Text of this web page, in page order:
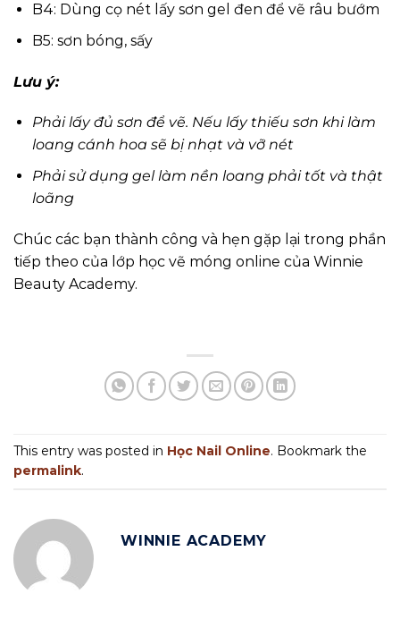
B4: Dùng cọ nét lấy sơn gel đen để vẽ râu bướm
B5: sơn bóng, sấy
Lưu ý:
Phải lấy đủ sơn để vẽ. Nếu lấy thiếu sơn khi làm
loang cánh hoa sẽ bị nhạt và vỡ nét
Phải sử dụng gel làm nền loang phải tốt và thật
loãng
Chúc các bạn thành công và hẹn gặp lại trong phần
tiếp theo của lớp học vẽ móng online của Winnie
Beauty Academy.
This entry was posted in Học Nail Online. Bookmark the
permalink.
WINNIE ACADEMY